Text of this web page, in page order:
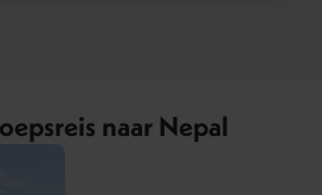
naar Nepal